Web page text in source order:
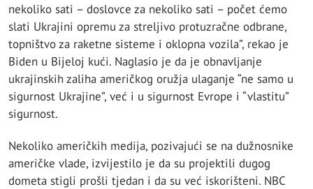
nekoliko sati – doslovce za nekoliko sati – počet ćemo
slati Ukrajini opremu za streljivo protuzračne odbrane,
topništvo za raketne sisteme i oklopna vozila”, rekao je
Biden u Bijeloj kući. Naglasio je da je obnavljanje
ukrajinskih zaliha američkog oružja ulaganje “ne samo u
sigurnost Ukrajine”, već i u sigurnost Evrope i “vlastitu”
sigurnost.
Nekoliko američkih medija, pozivajući se na dužnosnike
američke vlade, izvijestilo je da su projektili dugog
dometa stigli prošli tjedan i da su već iskorišteni. NBC